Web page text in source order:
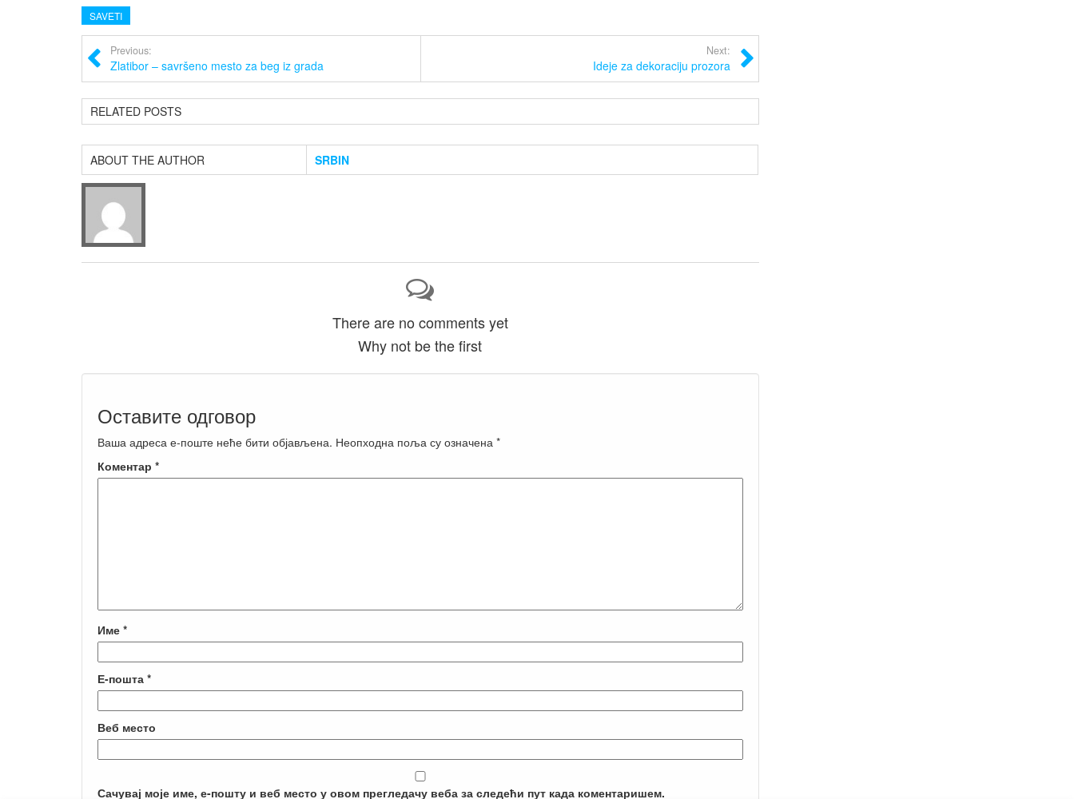
SAVETI
Previous:
Zlatibor – savršeno mesto za beg iz grada
Next:
Ideje za dekoraciju prozora
RELATED POSTS
ABOUT THE AUTHOR SRBIN
There are no comments yet
Why not be the first
Оставите одговор
Ваша адреса е-поште неће бити објављена. Неопходна поља су означена *
Коментар *
Име *
Е-пошта *
Веб место
Сачувај моје име, е-пошту и веб место у овом прегледачу веба за следећи пут када коментаришем.